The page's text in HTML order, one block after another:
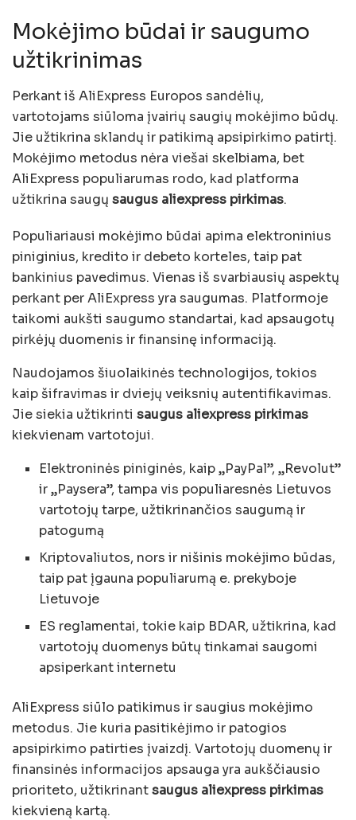
Mokėjimo būdai ir saugumo
užtikrinimas
Perkant iš AliExpress Europos sandėlių,
vartotojams siūloma įvairių saugių mokėjimo būdų.
Jie užtikrina sklandų ir patikimą apsipirkimo patirtį.
Mokėjimo metodus nėra viešai skelbiama, bet
AliExpress populiarumas rodo, kad platforma
užtikrina saugų saugus aliexpress pirkimas.
Populiariausi mokėjimo būdai apima elektroninius
piniginius, kredito ir debeto korteles, taip pat
bankinius pavedimus. Vienas iš svarbiausių aspektų
perkant per AliExpress yra saugumas. Platformoje
taikomi aukšti saugumo standartai, kad apsaugotų
pirkėjų duomenis ir finansinę informaciją.
Naudojamos šiuolaikinės technologijos, tokios
kaip šifravimas ir dviejų veiksnių autentifikavimas.
Jie siekia užtikrinti saugus aliexpress pirkimas
kiekvienam vartotojui.
Elektroninės piniginės, kaip „PayPal”, „Revolut”
ir „Paysera”, tampa vis populiaresnės Lietuvos
vartotojų tarpe, užtikrinančios saugumą ir
patogumą
Kriptovaliutos, nors ir nišinis mokėjimo būdas,
taip pat įgauna populiarumą e. prekyboje
Lietuvoje
ES reglamentai, tokie kaip BDAR, užtikrina, kad
vartotojų duomenys būtų tinkamai saugomi
apsiperkant internetu
AliExpress siūlo patikimus ir saugius mokėjimo
metodus. Jie kuria pasitikėjimo ir patogios
apsipirkimo patirties įvaizdį. Vartotojų duomenų ir
finansinės informacijos apsauga yra aukščiausio
prioriteto, užtikrinantsaugus aliexpress pirkimas
kiekvieną kartą.